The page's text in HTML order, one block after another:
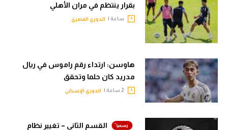
بقرار ينتظم في مران الأهلي
ساعة | الدوري المصري
هاوسن: ارتداء رقم راموس في ريال
مدريد كان حلما وتحقق
الدوري الإسباني
القسم الثاني – تغيير نظام